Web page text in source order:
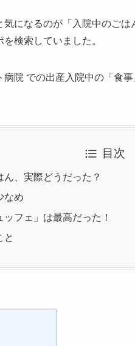
になるのが「入院中のごは
検索していました。
院 での出産入院中の「食
目次
、実際どうだった？
なめ
フェ」は最高だった！
と